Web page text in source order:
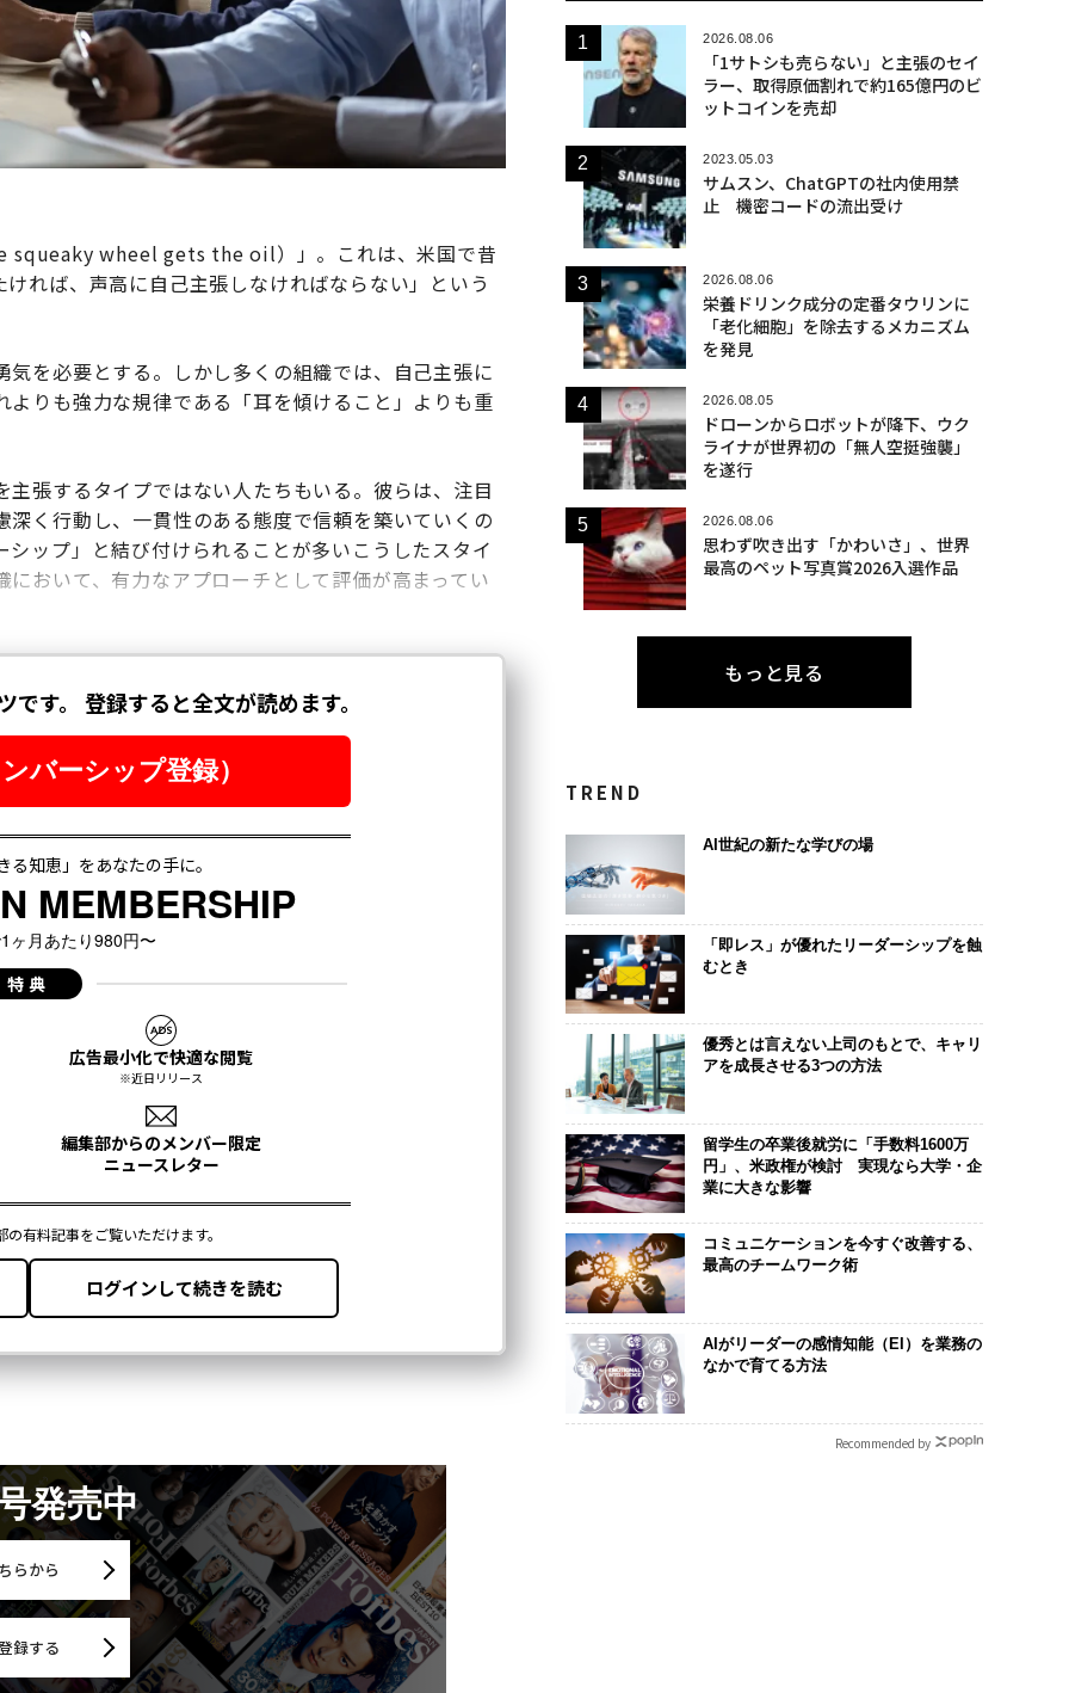
squeaky wheel gets the oil）」。これは、米国で昔
れば、声高に自己主張しなければならない」という
を必要とする。しかし多くの組織では、自己主張に
りも強力な規律である「耳を傾けること」よりも重
張するタイプではない人たちもいる。彼らは、注目
く行動し、一貫性のある態度で信頼を築いていくの
ップ」と結び付けられることが多いこうしたスタイ
おいて、有力なアプローチとして評価が高まってい
発売中
らから
録する
2026.08.06
「1サトシも売らない」と主張のセイ
ラー、取得原価割れで約165億円のビ
ットコインを売却
2023.05.03
サムスン、ChatGPTの社内使用禁
止 機密コードの流出受け
2026.08.06
栄養ドリンク成分の定番タウリンに
「老化細胞」を除去するメカニズム
を発見
2026.08.05
ドローンからロボットが降下、ウク
ライナが世界初の「無人空挺強襲」
を遂行
2026.08.06
思わず吹き出す「かわいさ」、世界
最高のペット写真賞2026入選作品
もっと見る
TREND
AI世紀の新たな学びの場
「即レス」が優れたリーダーシップを蝕
むとき
優秀とは言えない上司のもとで、キャリ
アを成長させる3つの方法
留学生の卒業後就労に「手数料1600万
円」、米政権が検討 実現なら大学・企
業に大きな影響
コミュニケーションを今すぐ改善する、
最高のチームワーク術
AIがリーダーの感情知能（EI）を業務の
なかで育てる方法
Recommended by